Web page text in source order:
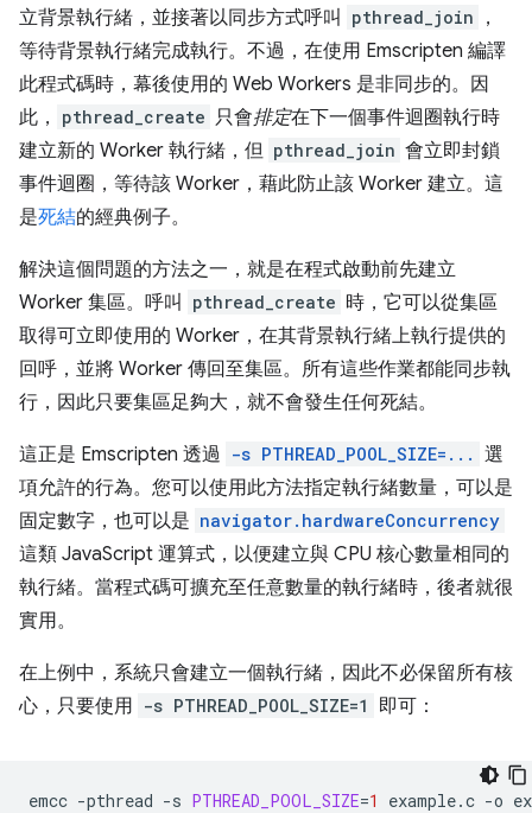
立背景執行緒，並接著以同步方式呼叫 pthread_join
，
等待背景執行緒完成執行。不過，在使用 Emscripten 編譯
此程式碼時，幕後使用的 Web Workers 是非同步的。因
此，
pthread_create 只會排定在下一個事件迴圈執行時
建立新的 Worker 執行緒，但 pthread_join 會立即封鎖
事件迴圈，等待該 Worker，藉此防止該 Worker 建立。這
是死結的經典例子。
解決這個問題的方法之一，就是在程式啟動前先建立
Worker 集區。呼叫
pthread_create 時，它可以從集區
取得可立即使用的 Worker，在其背景執行緒上執行提供的
回呼，並將 Worker 傳回至集區。所有這些作業都能同步執
行，因此只要集區足夠大，就不會發生任何死結。
這正是 Emscripten 透過 -s PTHREAD_POOL_SIZE=... 選
項允許的行為。您可以使用此方法指定執行緒數量，可以是
固定數字，也可以是 navigator.hardwareConcurrency
這類 JavaScript 運算式，以便建立與 CPU 核心數量相同的
執行緒。當程式碼可擴充至任意數量的執行緒時，後者就很
實用。
在上例中，系統只會建立一個執行緒，因此不必保留所有核
心，只要使用 -s PTHREAD_POOL_SIZE=1 即可：
emcc -pthread -s PTHREAD_POOL_SIZE=1 example.c -o